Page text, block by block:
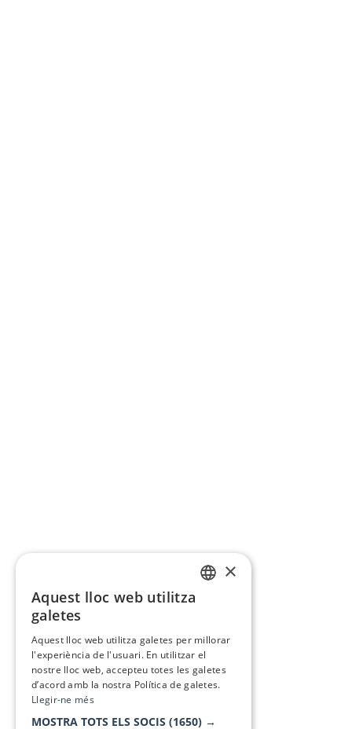
×
Aquest lloc web utilitza
galetes
Aquest lloc web utilitza galetes per millorar
l'experiència de l'usuari. En utilitzar el
nostre lloc web, accepteu totes les galetes
d’acord amb la nostra Política de galetes.
Llegir-ne més
MOSTRA TOTS ELS SOCIS (1650) →